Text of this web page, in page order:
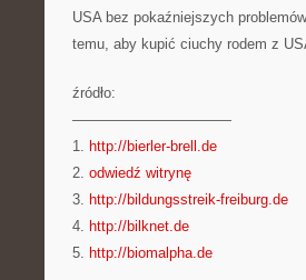
USA bez pokaźniejszych
temu, aby kupić ciuchy rodem z
źródło:
———————————
1. http://bierler-brell.de
2. odwiedź witrynę
3. http://bildungsstreik-freiburg.de
4. http://bilknet.de
5. http://biomalpha.de